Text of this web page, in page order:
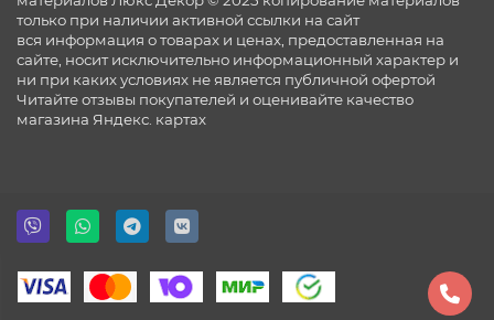
только при наличии активной ссылки на сайт
вся информация о товарах и ценах, предоставленная на
сайте, носит исключительно информационный характер и
ни при каких условиях не является публичной офертой
Читайте отзывы покупателей и оценивайте качество
магазина Яндекс. картах